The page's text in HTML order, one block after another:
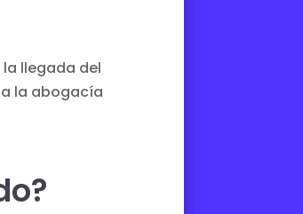
llegada del
la abogacía